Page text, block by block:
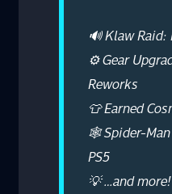
🔊 Klaw
⚙️ Gear
Reworks
👕 Earned
🕸️ Spider-
PS5
💡 …and more!